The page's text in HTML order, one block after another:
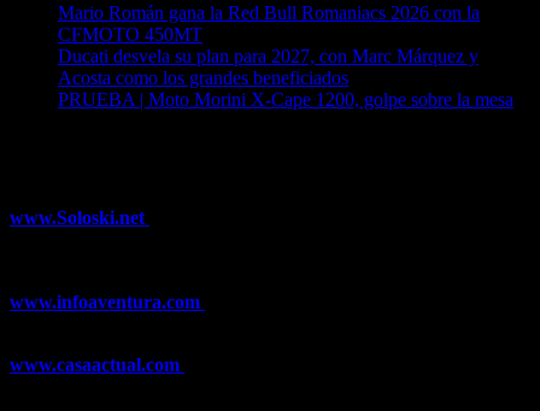
Mario Román gana la Red Bull Romaniacs 2026 con la
CFMOTO 450MT
Ducati desvela su plan para 2027, con Marc Márquez y
Acosta como los grandes beneficiados
PRUEBA | Moto Morini X-Cape 1200, golpe sobre la mesa
www.Soloski.net
www.infoaventura.com
www.casaactual.com